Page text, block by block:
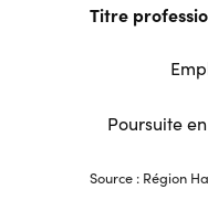
Titre
Poursuite
Source : Région